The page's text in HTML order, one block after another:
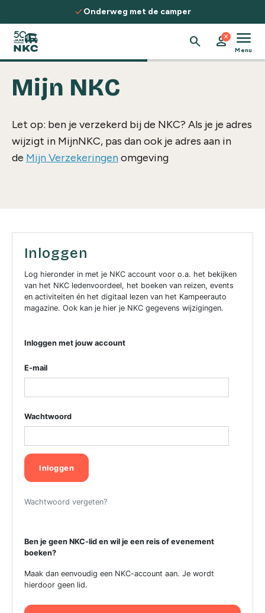
Spring naar de inhoud
checkOnderweg met de camper
search person
close menu
Menu
Mijn NKC
Let op: ben je verzekerd bij de NKC? Als je je adres
wijzigt in MijnNKC, pas dan ook je adres aan in
de Mijn Verzekeringenomgeving
Inloggen
Log hieronder in met je NKC account voor o.a. het bekijken
van het NKC ledenvoordeel, het boeken van reizen, events
en activiteiten én het digitaal lezen van het Kampeerauto
magazine. Ook kan je hier je NKC gegevens wijzigingen.
Inloggen met jouw account
E-mail
Wachtwoord
Inloggen
Wachtwoord vergeten?
Ben je geen NKC-lid en wil je een reis of evenement
boeken?
Maak dan eenvoudig een NKC-account aan. Je wordt
hierdoor geen lid.